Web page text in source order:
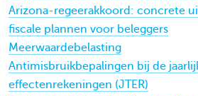
Arizona-regeerakkoord: concrete
fiscale plannen voor beleggers
Meerwaardebelasting
Antimisbruikbepalingen bij de
effectenrekeningen (JTER)